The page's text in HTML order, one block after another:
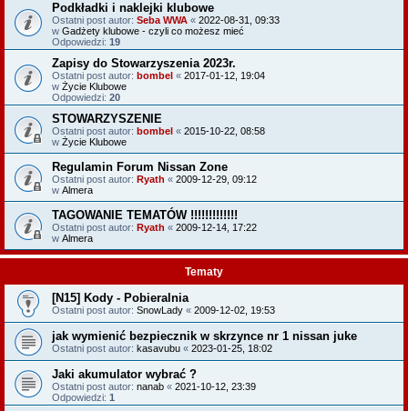
Podkładki i naklejki klubowe
Ostatni post autor: Seba WWA « 2022-08-31, 09:33
w Gadżety klubowe - czyli co możesz mieć
Odpowiedzi: 19
Zapisy do Stowarzyszenia 2023r.
Ostatni post autor: bombel « 2017-01-12, 19:04
w Życie Klubowe
Odpowiedzi: 20
STOWARZYSZENIE
Ostatni post autor: bombel « 2015-10-22, 08:58
w Życie Klubowe
Regulamin Forum Nissan Zone
Ostatni post autor: Ryath « 2009-12-29, 09:12
w Almera
TAGOWANIE TEMATÓW !!!!!!!!!!!!!
Ostatni post autor: Ryath « 2009-12-14, 17:22
w Almera
Tematy
[N15] Kody - Pobieralnia
Ostatni post autor: SnowLady « 2009-12-02, 19:53
jak wymienić bezpiecznik w skrzynce nr 1 nissan juke
Ostatni post autor: kasavubu « 2023-01-25, 18:02
Jaki akumulator wybrać ?
Ostatni post autor: nanab « 2021-10-12, 23:39
Odpowiedzi: 1